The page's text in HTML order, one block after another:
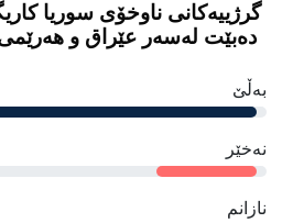
گرژییەکانی ناوخۆی سوریا
دەبێت لەسەر عێراق و
بەڵێ
نەخێر
نازانم